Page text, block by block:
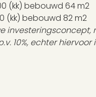
(kk) bebouwd 64 m2
(kk) bebouwd 82 m2
10%, echter